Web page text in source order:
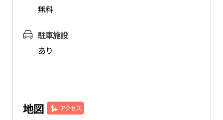
無料
駐車施設
あり
地図 アクセス